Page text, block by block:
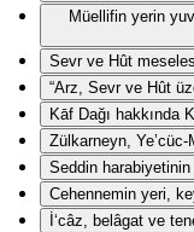
Müellifin yerin
Sevr ve Hût
“Arz, Sevr ve Hût
Kāf Dağı hakkında
Zülkarneyn,
Seddin
Cehennemin yeri,
İ‘câz, belâgat ve